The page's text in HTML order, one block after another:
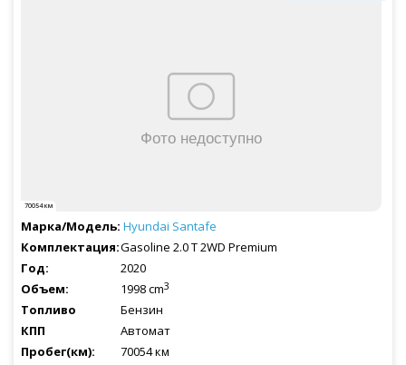
70054 км
Hyundai Santafe
Gasoline 2.0 T 2WD Premium
2020
1998 cm3
Бензин
Автомат
70054 км